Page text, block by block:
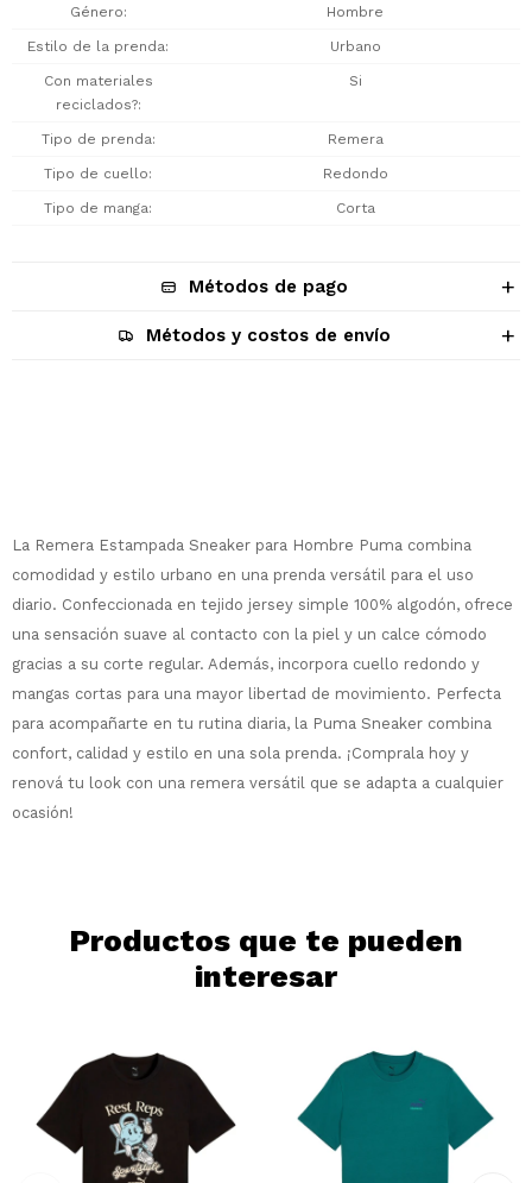
Género Hombre
Estilo de la prenda Urbano
Con materiales
reciclados?
Si
Tipo de prenda Remera
Tipo de cuello Redondo
Tipo de manga Corta
Métodos de pago
Métodos y costos de envío
La Remera Estampada Sneaker para Hombre Puma combina
comodidad y estilo urbano en una prenda versátil para el uso
diario. Confeccionada en tejido jersey simple 100% algodón, ofrece
una sensación suave al contacto con la piel y un calce cómodo
gracias a su corte regular. Además, incorpora cuello redondo y
mangas cortas para una mayor libertad de movimiento. Perfecta
para acompañarte en tu rutina diaria, la Puma Sneaker combina
confort, calidad y estilo en una sola prenda. ¡Comprala hoy y
renová tu look con una remera versátil que se adapta a cualquier
ocasión!
Productos que te pueden
interesar
Comprá ahora y Pagá
Después, hasta en 12
cuotas y sin tocar tu
tarjeta de crédito
¡Sumate a la forma más ágil de
Comprá en 3 cuotas sin recargo o hasta
en 12 cuotas * ¡Solo con tu cédula!
* sujeto aprobación crediticia.
Verifica si estás calificado para comprar
con Pago Después:
Cédula de identidad
Día Mes Año
Estás calificado para comprar usando Pago
Después.
disponible puede variar por comercio
Ups!
Parece que no tenes oferta, lamentamos
¡Algo salió mal!